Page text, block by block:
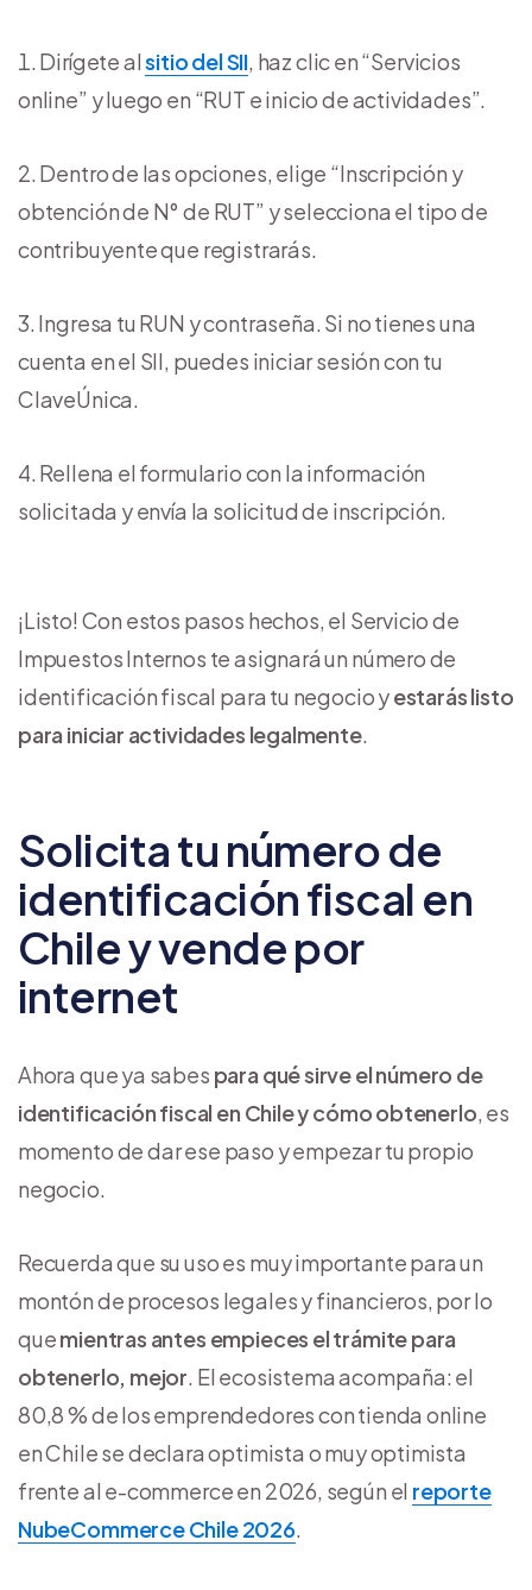
Dirígete alsitio del SII, haz clic en “Servicios
online” y luego en “RUT e inicio de actividades”.
Dentro de las opciones, elige “Inscripción y
obtención de N° de RUT” y selecciona el tipo de
contribuyente que registrarás.
Ingresa tu RUN y contraseña. Si no tienes una
cuenta en el SII, puedes iniciar sesión con tu
ClaveÚnica.
Rellena el formulario con la información
solicitada y envía la solicitud de inscripción.
¡Listo! Con estos pasos hechos, el Servicio de
Impuestos Internos te asignará un número de
identificación fiscal para tu negocio yestarás listo
para iniciar actividades legalmente.
Solicita tu número de
identificación fiscal en
Chile y vende por
internet
Ahora que ya sabes para qué sirve el número de
identificación fiscal en Chiley cómo obtenerlo, es
momento de dar ese paso y empezar tu propio
negocio.
Recuerda que su uso es muy importante para un
montón de procesos legales y financieros, por lo
quemientras antes empieces el trámite para
obtenerlo, mejor. El ecosistema acompaña: el
80,8 % de los emprendedores con tienda online
en Chile se declara optimista o muy optimista
frente al e-commerce en 2026, según el reporte
NubeCommerce Chile 2026.